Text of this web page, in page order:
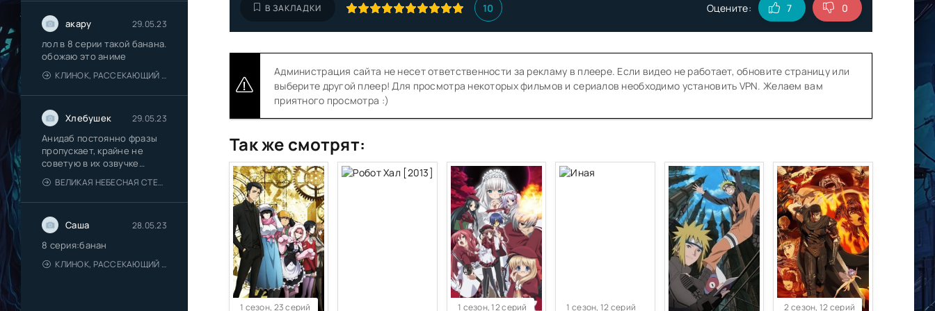
акару 29.05.23
лол в 8 серии такой банана.
обожаю это аниме
КЛИНОК, РАССЕКАЮЩИЙ ДЕМОНОВ: ДЕРЕВНЯ КУЗНЕЦОВ
Хлебушек 29.05.23
Анидаб постоянно фразы
пропускает, крайне не
советую в их озвучке
смотреть
ВЕЛИКАЯ НЕБЕСНАЯ СТЕНА
Саша 28.05.23
8 серия:банан
КЛИНОК, РАССЕКАЮЩИЙ ДЕМОНОВ: ДЕРЕВНЯ КУЗНЕЦОВ
В ЗАКЛАДКИ 10 Оцените: 7 0
Администрация сайта не несет ответственности за рекламу в плеере. Если видео не работает, обновите страницу или
выберите другой плеер! Для просмотра некоторых фильмов и сериалов необходимо установить VPN. Желаем вам
приятного просмотра :)
Так же смотрят:
1 сезон, 23 серий 1 сезон, 12 серий 1 сезон, 12 серий 2 сезон, 12 серий